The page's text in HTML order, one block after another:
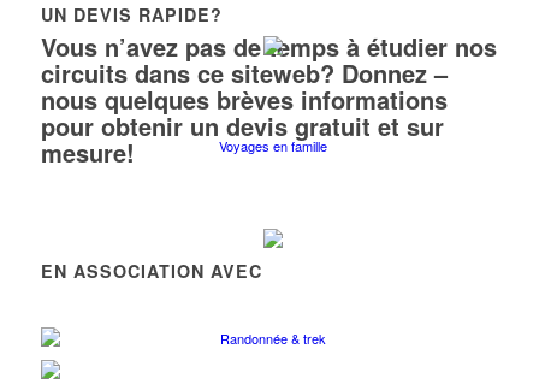
Voyages en famille
Randonnée & trek
UN DEVIS RAPIDE?
Vous n’avez pas de temps à étudier nos
circuits dans ce siteweb? Donnez –
nous quelques brèves informations
pour obtenir un devis gratuit et sur
mesure!
EN ASSOCIATION AVEC